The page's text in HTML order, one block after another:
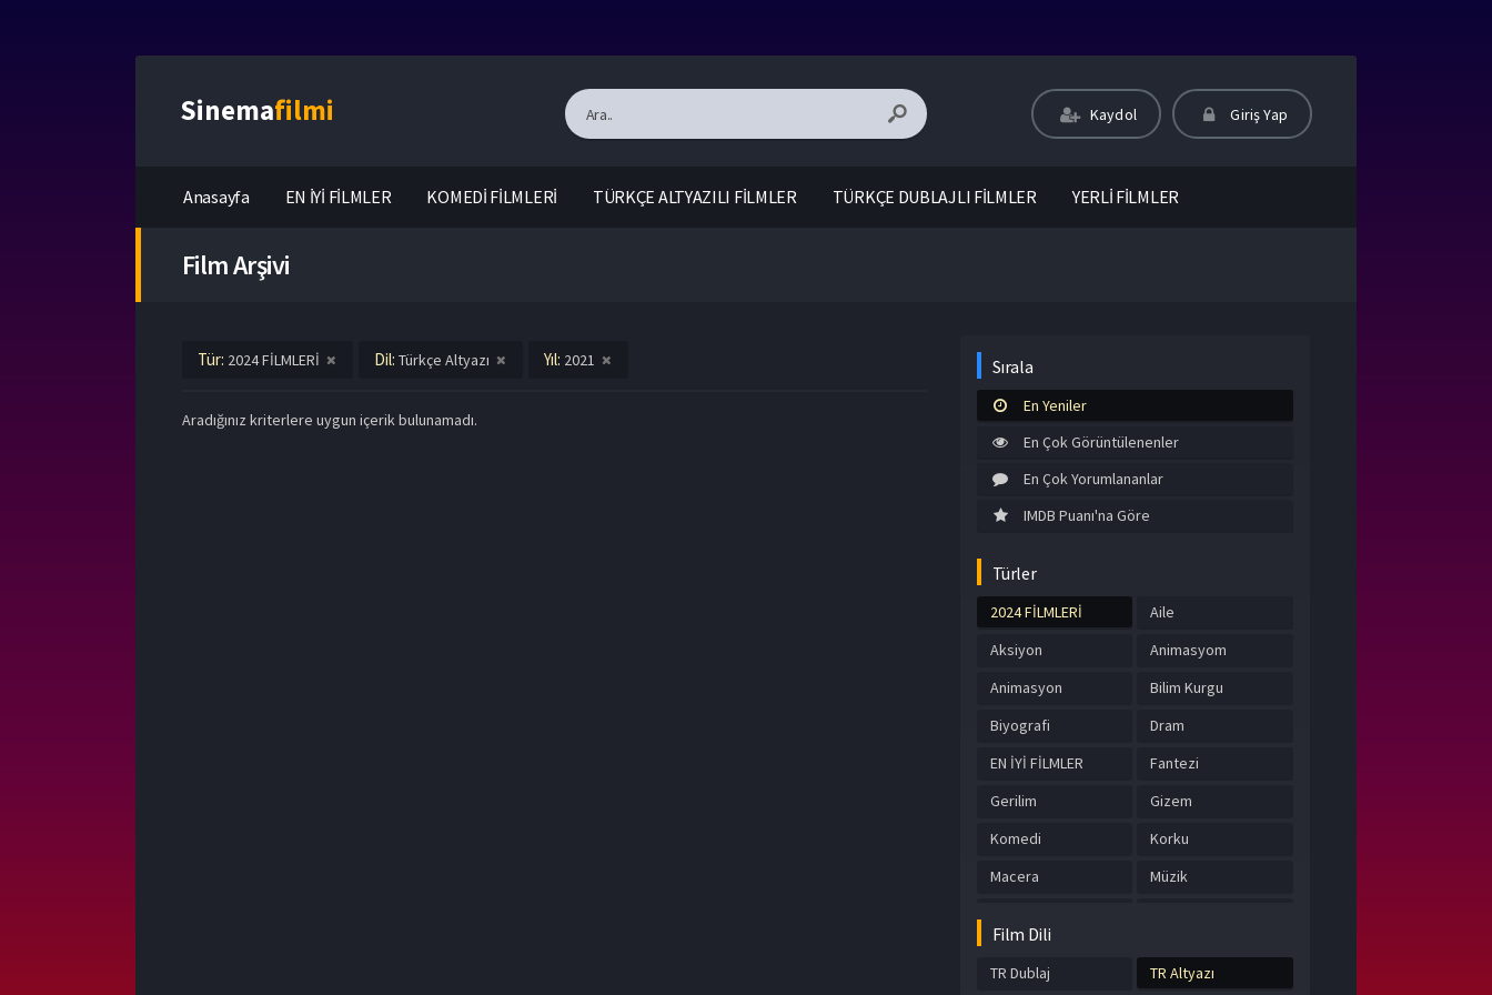
Sinemafilmi Kaydol Giriş Yap
Anasayfa EN İYİ FİLMLER KOMEDİ FİLMLERİ TÜRKÇE ALTYAZILI FİLMLER TÜRKÇE DUBLAJLI FİLMLER YERLİ FİLMLER
Film Arşivi
Tür: 2024 FİLMLERİ Dil: Türkçe Altyazı Yıl: 2021
Aradığınız kriterlere uygun içerik bulunamadı.
Sırala
En Yeniler
En Çok Görüntülenenler
En Çok Yorumlananlar
IMDB Puanı'na Göre
Türler
2024 FİLMLERİ
Aile
Aksiyon
Animasyom
Animasyon
Bilim Kurgu
Biyografi
Dram
EN İYİ FİLMLER
Fantezi
Gerilim
Gizem
Komedi
Korku
Macera
Müzik
FİLMLER
Film Dili
TR Dublaj TR Altyazı